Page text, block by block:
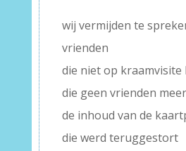
wij vermijden te
vrienden
die niet op kraamvisite
die geen vrienden
de inhoud van de
die werd teruggestort